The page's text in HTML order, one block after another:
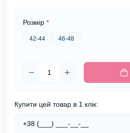
Розмір *
42-44 46-48
Купити цей товар в 1 клік: